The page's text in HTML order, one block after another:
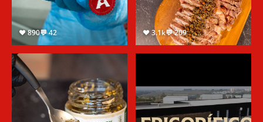
♥ 890💬 42 ♥ 3.1k💬 209